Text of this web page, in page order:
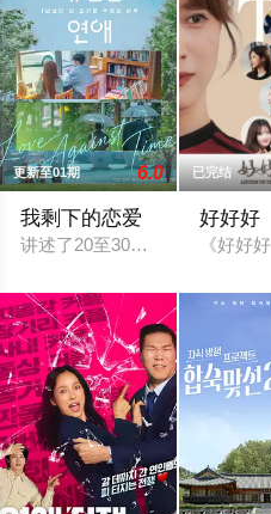
更新至01期 6.0
我剩下的恋爱
讲述了20至30岁左右的年轻人
已完结
好好好
《好好